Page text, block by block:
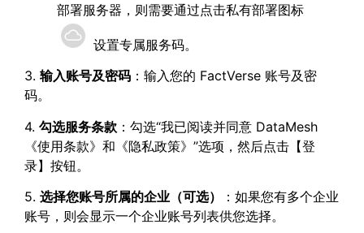
部署服务器，则需要通过点击私有部署图标
设置专属服务码。
3. 输入账号及密码 ：输入您的 FactVerse 账号及密
码。
4. 勾选服务条款 ：勾选“我已阅读并同意 DataMesh
《使用条款》和《隐私政策》”选项，然后点击【登
录】按钮。
5. 选择您账号所属的企业（可选）
：如果您有多个企业
账号，则会显示一个企业账号列表供您选择。